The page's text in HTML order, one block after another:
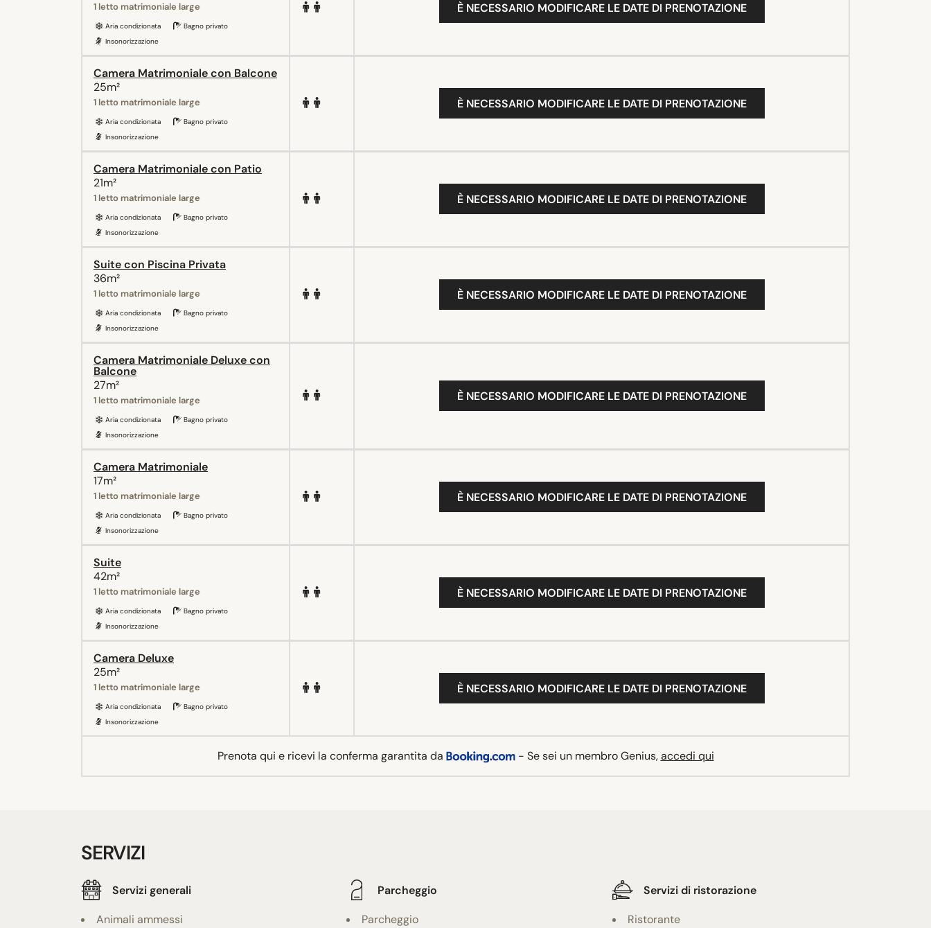
1 letto matrimoniale large
Aria condizionata
Bagno privato
Insonorizzazione
È NECESSARIO MODIFICARE LE DATE DI PRENOTAZIONE
Camera Matrimoniale con Balcone
25m²
1 letto matrimoniale large
Aria condizionata
Bagno privato
Insonorizzazione
È NECESSARIO MODIFICARE LE DATE DI PRENOTAZIONE
Camera Matrimoniale con Patio
21m²
1 letto matrimoniale large
Aria condizionata
Bagno privato
Insonorizzazione
È NECESSARIO MODIFICARE LE DATE DI PRENOTAZIONE
Suite con Piscina Privata
36m²
1 letto matrimoniale large
Aria condizionata
Bagno privato
Insonorizzazione
È NECESSARIO MODIFICARE LE DATE DI PRENOTAZIONE
Camera Matrimoniale Deluxe con
Balcone
27m²
1 letto matrimoniale large
Aria condizionata
Bagno privato
Insonorizzazione
È NECESSARIO MODIFICARE LE DATE DI PRENOTAZIONE
Camera Matrimoniale
17m²
1 letto matrimoniale large
Aria condizionata
Bagno privato
Insonorizzazione
È NECESSARIO MODIFICARE LE DATE DI PRENOTAZIONE
Suite
42m²
1 letto matrimoniale large
Aria condizionata
Bagno privato
Insonorizzazione
È NECESSARIO MODIFICARE LE DATE DI PRENOTAZIONE
Camera Deluxe
25m²
1 letto matrimoniale large
Aria condizionata
Bagno privato
Insonorizzazione
È NECESSARIO MODIFICARE LE DATE DI PRENOTAZIONE
Prenota qui e ricevi la conferma garantita da - Se sei un membro Genius,accedi qui
SERVIZI
Servizi generali
Animali ammessi
Parcheggio
Parcheggio
Servizi di ristorazione
Ristorante